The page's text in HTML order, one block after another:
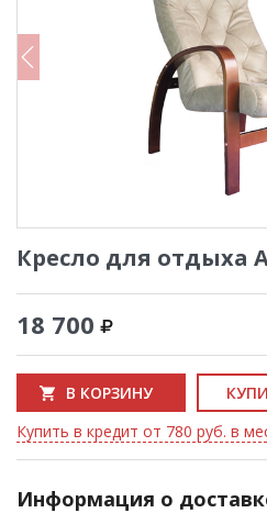
Кресло для отдыха
18 700
В КОРЗИНУ
Купить в кредит от 780 руб. в
Информация о